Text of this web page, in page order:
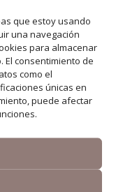
que estoy usando
una navegación
para almacenar
El consentimiento de
como el
únicas en
puede afectar